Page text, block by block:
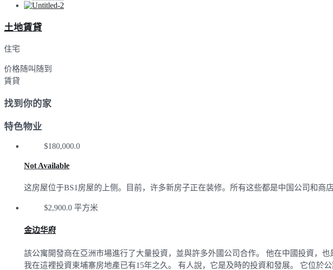
土地賃貸
住宅
价格随叫随到
賃貸
找到你的家
特色物业
$180,000.0
Not Available
这房屋位于BS1房屋的上侧。目前，许多新房子正在装修。所有这些都是中国公司和商
$2,900.0 平方米
金边华府
該公寓開發商在亞洲市場進行了大量投資，並與許多外國公司合作。 他在中國投資，
我在這裡投資柬埔寨房地產已有15年之久。 有人說，它是及時的投資和發展。 它位於